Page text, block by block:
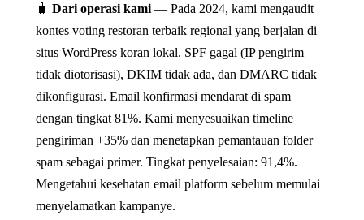
🧳 Dari operasi kami — Pada 2024, kami mengaudit
kontes voting restoran terbaik regional yang berjalan di
situs WordPress koran lokal. SPF gagal (IP pengirim
tidak diotorisasi), DKIM tidak ada, dan DMARC tidak
dikonfigurasi. Email konfirmasi mendarat di spam
dengan tingkat 81%. Kami menyesuaikan timeline
pengiriman +35% dan menetapkan pemantauan folder
spam sebagai primer. Tingkat penyelesaian: 91,4%.
Mengetahui kesehatan email platform sebelum memulai
menyelamatkan kampanye.